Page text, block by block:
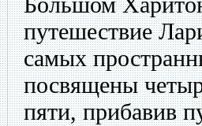
путешествие
самых
посвящены
пяти, прибавив